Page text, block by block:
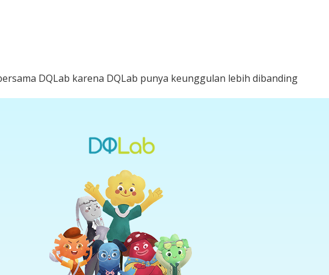
DQLab karena DQLab punya keunggulan lebih dibanding